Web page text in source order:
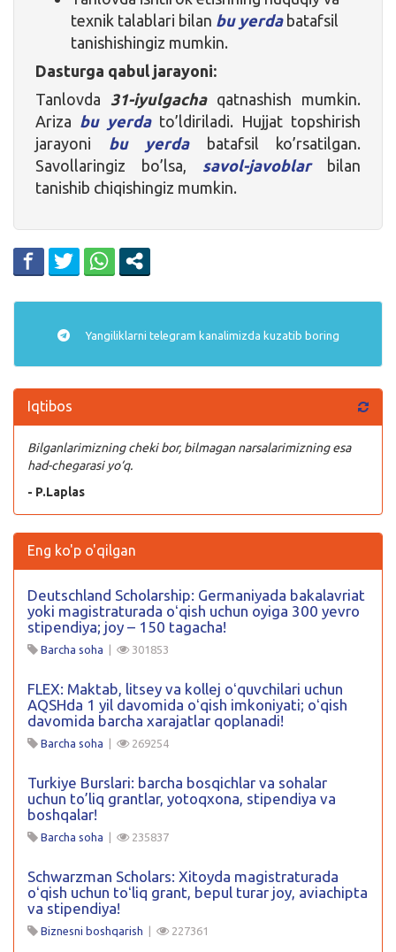
texnik talablari bilan bu yerda batafsil
tanishishingiz mumkin.
Dasturga qabul jarayoni:
Tanlovda 31-iyulgachaqatnashish mumkin.
Ariza bu yerdato’ldiriladi. Hujjat topshirish
jarayoni
bu yerda
batafsil ko’rsatilgan.
Savollaringiz bo’lsa, savol-javoblarbilan
tanishib chiqishingiz mumkin.
Yangiliklarni telegram kanalimizda kuzatib boring
Iqtibos
Bilganlarimizning cheki bor, bilmagan narsalarimizning esa
had-chegarasi yo‘q.
- P.Laplas
Eng ko'p o'qilgan
Deutschland Scholarship: Germaniyada bakalavriat
yoki magistraturada oʻqish uchun oyiga 300 yevro
stipendiya; joy – 150 tagacha!
Barcha soha | 301853
FLEX: Maktab, litsey va kollej oʻquvchilari uchun
AQSHda 1 yil davomida oʻqish imkoniyati; oʻqish
davomida barcha xarajatlar qoplanadi!
Barcha soha | 269254
Turkiye Burslari: barcha bosqichlar va sohalar
uchun to’liq grantlar, yotoqxona, stipendiya va
boshqalar!
Barcha soha | 235837
Schwarzman Scholars: Xitoyda magistraturada
oʻqish uchun toʻliq grant, bepul turar joy, aviachipta
va stipendiya!
Biznesni boshqarish | 227361